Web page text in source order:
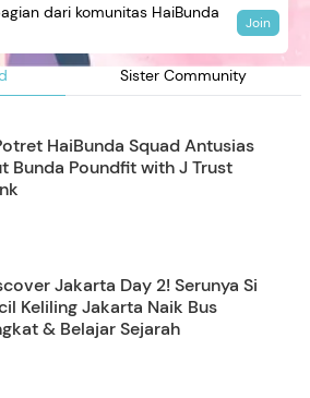
Sister Community
dari komunitas HaiBunda
Join
HaiBunda Squad Antusias
Bunda Poundfit with J Trust
Jakarta Day 2! Serunya Si
Keliling Jakarta Naik Bus
& Belajar Sejarah